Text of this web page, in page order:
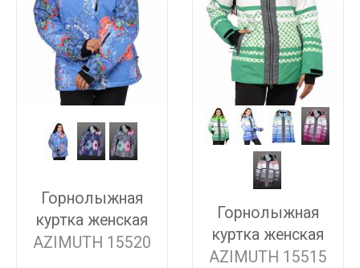
Горнолыжная
куртка женская
AZIMUTH 15520
Горнолыжная
куртка женская
AZIMUTH 15515